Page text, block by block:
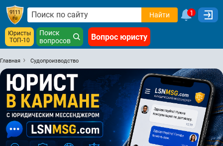
Найти 1
Юристы
ТОП-10
Поиск
вопросов
Вопрос юристу
Главная Судопроизводство